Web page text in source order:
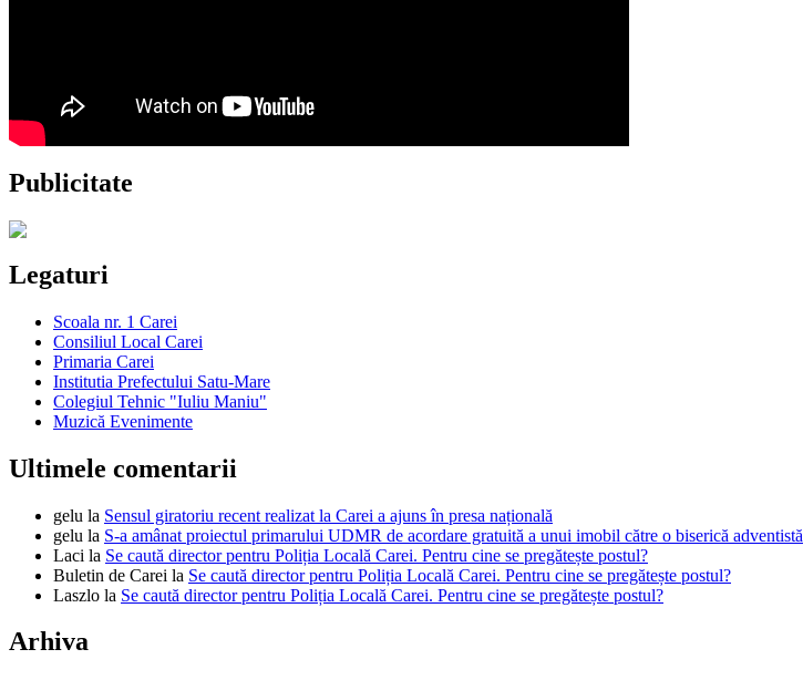
Publicitate
Legaturi
Scoala nr. 1 Carei
Consiliul Local Carei
Primaria Carei
Institutia Prefectului Satu-Mare
Colegiul Tehnic "Iuliu Maniu"
Muzică Evenimente
Ultimele comentarii
gelu la Sensul giratoriu recent realizat la Carei a ajuns în presa națională
gelu la S-a amânat proiectul primarului UDMR de acordare gratuită a unui imobil către o biserică adventistă
Laci la Se caută director pentru Poliția Locală Carei. Pentru cine se pregătește postul?
Buletin de Carei la Se caută director pentru Poliția Locală Carei. Pentru cine se pregătește postul?
Laszlo la Se caută director pentru Poliția Locală Carei. Pentru cine se pregătește postul?
Arhiva